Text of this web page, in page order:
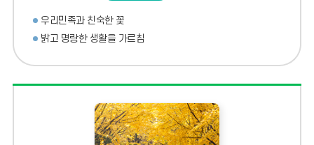
우리민족과 친숙한 꽃
밝고 명랑한 생활을 가르침